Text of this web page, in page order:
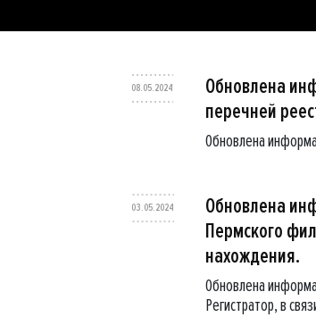
08.05.2024
Обновлена
перечней
Обновлена
03.05.2024
Обновлена
Пермского
нахождения.
Обновлена
Регистратор, в